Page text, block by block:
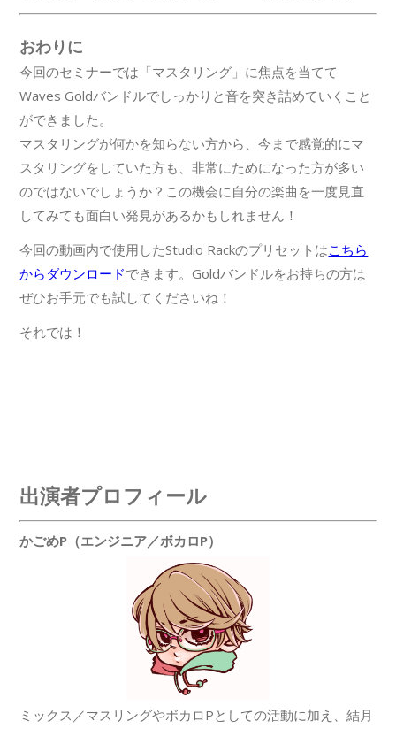
おわりに
今回のセミナーでは「マスタリング」に焦点を当てて
Waves Goldバンドルでしっかりと音を突き詰めていくこと
ができました。
マスタリングが何かを知らない方から、今まで感覚的にマ
スタリングをしていた方も、非常にためになった方が多い
のではないでしょうか？この機会に自分の楽曲を一度見直
してみても面白い発見があるかもしれません！
今回の動画内で使用したStudio Rackのプリセットはこちら
からダウンロードできます。Goldバンドルをお持ちの方は
ぜひお手元でも試してくださいね！
それでは！
出演者プロフィール
かごめP（エンジニア／ボカロP）
ミックス／マスリングやボカロPとしての活動に加え、結月